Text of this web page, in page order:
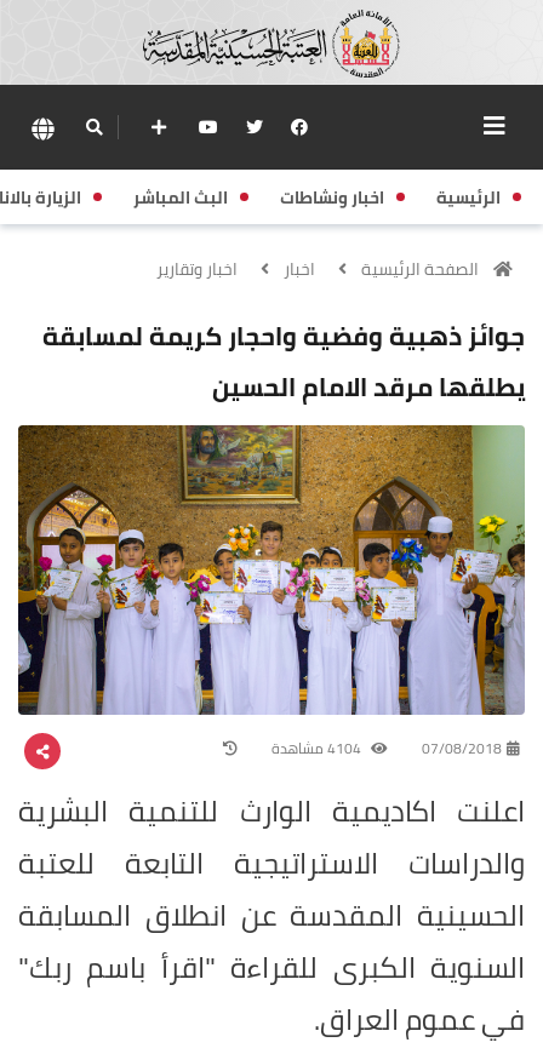
الرئيسية اخبار ونشاطات البث المباشر الزيارة
الصفحة الرئيسية اخبار اخبار وتقارير
جوائز ذهبية وفضية واحجار كريمة لمسابقة
يطلقها مرقد الامام الحسين
07/08/2018
اعلنت اكاديمية الوارث للتنمية البشرية
والدراسات الاستراتيجية التابعة للعتبة
الحسينية المقدسة عن انطلاق المسابقة
السنوية الكبرى للقراءة "اقرأ باسم ربك"
في عموم العراق.